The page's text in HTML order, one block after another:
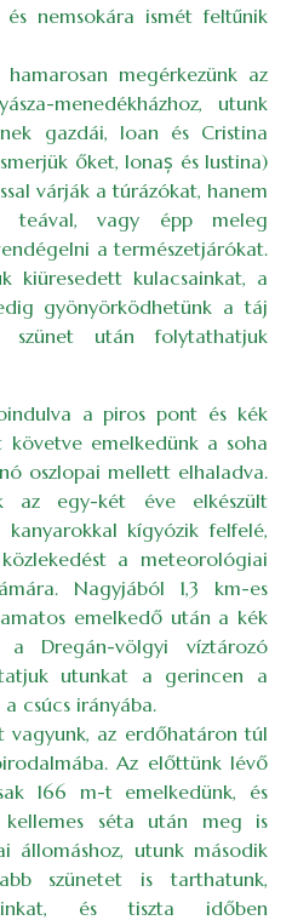
és nemsokára ismét feltűnik
megérkezünk az
menedékházhoz, utunk
gazdái, Ioan és Cristina
őket, Ionaș és Iustina)
várják a túrázókat, hanem
teával, vagy épp meleg
a természetjárókat.
kiüresedett kulacsainkat, a
gyönyörködhetünk a táj
szünet után folytathatjuk
a piros pont és kék
követve emelkedünk a soha
oszlopai mellett elhaladva.
az egy-két éve elkészült
kígyózik felfelé,
a meteorológiai
Nagyjából 1,3 km-es
emelkedő után a kék
a Dregán-völgyi víztározó
utunkat a gerincen a
csúcs irányába.
az erdőhatáron túl
Az előttünk lévő
166 m-t emelkedünk, és
kellemes séta után meg is
állomáshoz, utunk második
szünetet is tarthatunk,
és tiszta időben